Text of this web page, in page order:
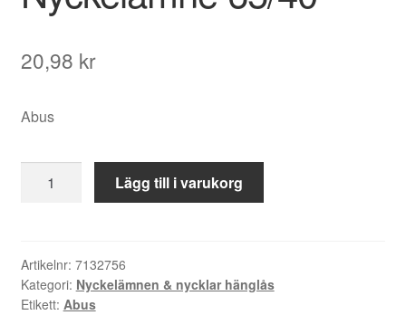
20,98 kr
Abus
65/40
Lägg till i varukorg
Artikelnr: 7132756
Kategori: Nyckelämnen & nycklar hänglås
Etikett: Abus